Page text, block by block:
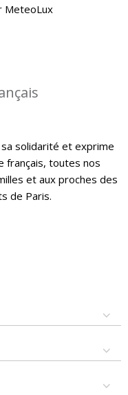
MeteoLux
solidarité et exprime
français, toutes nos
et aux proches des
de Paris.